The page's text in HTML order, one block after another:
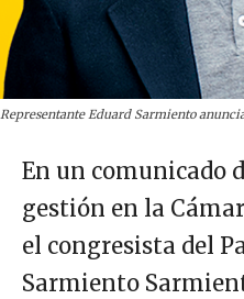
Representante Eduard Sarmiento
En un comunicado
gestión en la
el congresista del
Sarmiento